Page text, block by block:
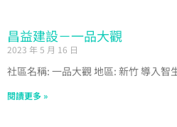
昌益建設－一品大觀
2023 年 5 月 16 日
社區名稱: 一品大觀 地區: 新竹 導入智
閱讀更多 »